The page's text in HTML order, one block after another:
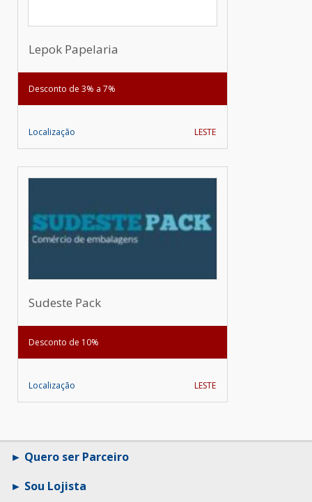
Lepok Papelaria
Desconto de 3% a 7%
Localização LESTE
Sudeste Pack
Desconto de 10%
Localização LESTE
Quero ser Parceiro
Sou Lojista